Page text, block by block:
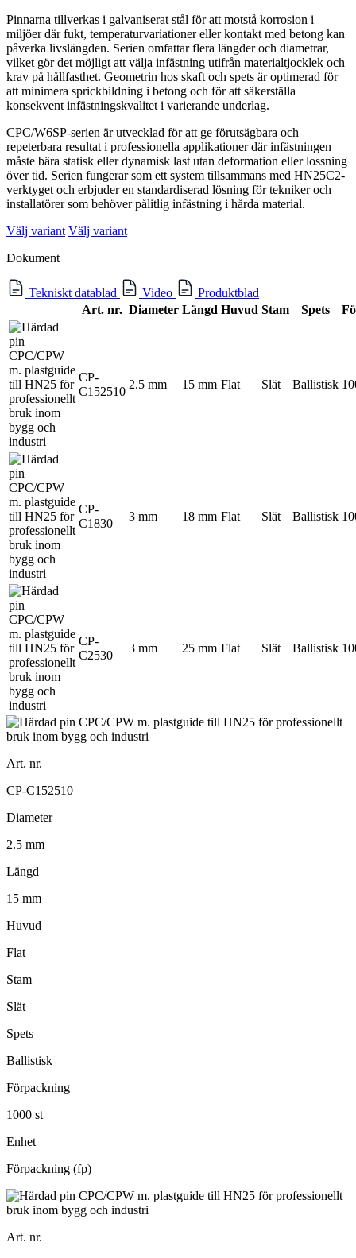
Pinnarna tillverkas i galvaniserat stål för att motstå korrosion i
miljöer där fukt, temperaturvariationer eller kontakt med betong kan
påverka livslängden. Serien omfattar flera längder och diametrar,
vilket gör det möjligt att välja infästning utifrån materialtjocklek och
krav på hållfasthet. Geometrin hos skaft och spets är optimerad för
att minimera sprickbildning i betong och för att säkerställa
konsekvent infästningskvalitet i varierande underlag.
CPC/W6SP-serien är utvecklad för att ge förutsägbara och
repeterbara resultat i professionella applikationer där infästningen
måste bära statisk eller dynamisk last utan deformation eller lossning
över tid. Serien fungerar som ett system tillsammans med HN25C2-
verktyget och erbjuder en standardiserad lösning för tekniker och
installatörer som behöver pålitlig infästning i hårda material.
Välj variant Välj variant
Dokument
Tekniskt datablad Video
Produktblad
Art. nr. Diameter Längd Huvud Stam Spets
CP-
C152510
2.5 mm 15 mm Flat Slät Ballistisk
CP-
C1830
3 mm 18 mm Flat Slät Ballistisk
CP-
C2530
3 mm 25 mm Flat Slät Ballistisk
Art. nr.
CP-C152510
Diameter
2.5 mm
Längd
15 mm
Huvud
Flat
Stam
Slät
Spets
Ballistisk
Förpackning
1000 st
Enhet
Förpackning (fp)
Art. nr.